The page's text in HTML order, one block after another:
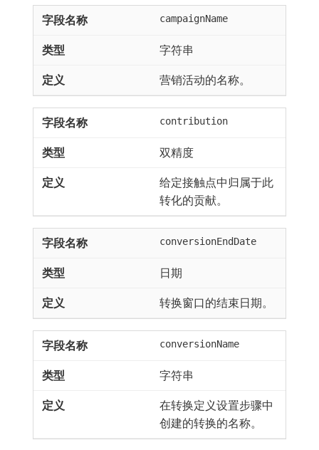
campaignName
字符串
营销活动的名称。
contribution
双精度
给定接触点中归属于此
转化的贡献。
conversionEndDate
日期
转换窗口的结束日期。
conversionName
字符串
在转换定义设置步骤中
创建的转换的名称。